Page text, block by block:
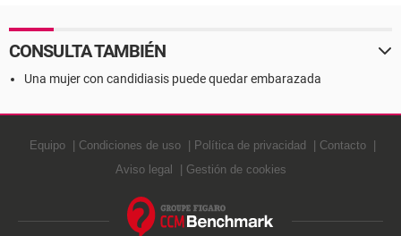
CONSULTA TAMBIÉN
Una mujer con candidiasis puede quedar embarazada
Equipo Condiciones de uso Política de privacidad
Contacto
Aviso legal
Gestión de cookies